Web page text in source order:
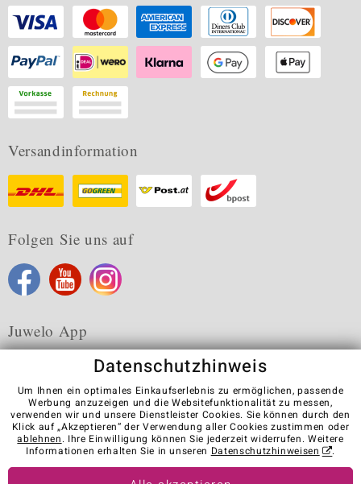
Versandinformation
Folgen Sie uns auf
Juwelo App
Karriere AGB Datenschutz Cookies
Impressum
Kontakt
Vertrag widerrufen
Visit our stores in other countries:
Datenschutzhinweis
Um Ihnen ein optimales Einkaufserlebnis zu ermöglichen, passende
Werbung anzuzeigen und die Websitefunktionalität zu messen,
verwenden wir und unsere Dienstleister Cookies. Sie können durch den
Klick auf „Akzeptieren“ der Verwendung aller Cookies zustimmen oder
ablehnen. Ihre Einwilligung können Sie jederzeit widerrufen. Weitere
Informationen erhalten Sie in unseren Datenschutzhinweisen .